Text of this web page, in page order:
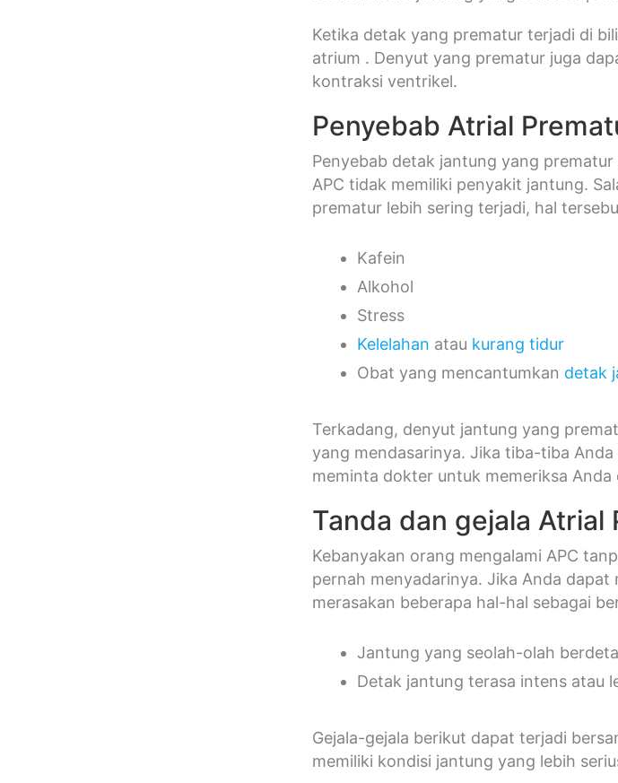
Ketika detak yang prematur terjadi di
atrium . Denyut yang prematur juga
kontraksi ventrikel.
Penyebab Atrial
Penyebab detak jantung yang
APC tidak memiliki penyakit jantung.
prematur lebih sering terjadi, hal
Kafein
Alkohol
Stress
Kelelahan atau kurang tidur
Obat yang mencantumkan detak
Terkadang, denyut jantung yang
yang mendasarinya. Jika tiba-tiba
meminta dokter untuk memeriksa
Tanda dan gejala
Kebanyakan orang mengalami APC
pernah menyadarinya. Jika Anda
merasakan beberapa hal-hal sebagai
Jantung yang seolah-olah
Detak jantung terasa intens atau
Gejala-gejala berikut dapat terjadi
memiliki kondisi jantung yang lebih